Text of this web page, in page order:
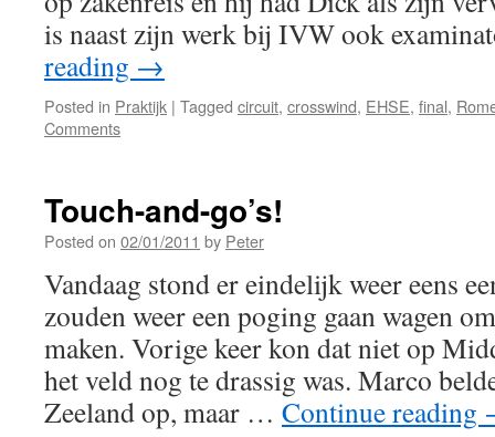
is naast zijn werk bij IVW ook
reading →
Posted in Praktijk | Tagged circuit, crosswind, EHSE, final,
Comments
Touch-and-go’s!
Posted on 02/01/2011 by Peter
Vandaag stond er eindelijk weer eens
zouden weer een poging gaan wagen
maken. Vorige keer kon dat niet op
het veld nog te drassig was. Marco
Zeeland op, maar … Continue reading